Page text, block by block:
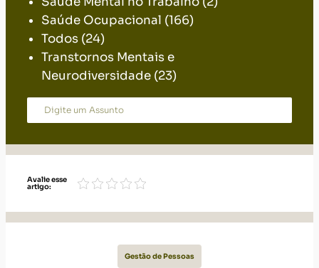
Saúde Ocupacional (166)
Todos (24)
Transtornos Mentais e
Neurodiversidade (23)
Avalie esse
artigo:
Gestão de Pessoas